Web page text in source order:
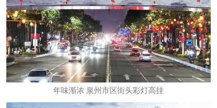
年味渐浓 泉州市区街头彩灯高挂